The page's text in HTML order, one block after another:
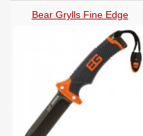
Bear Grylls Fine Edge